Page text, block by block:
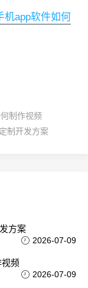
机app软件如何
制作视频
制开发方案
方案
2026-07-09
视频
2026-07-09